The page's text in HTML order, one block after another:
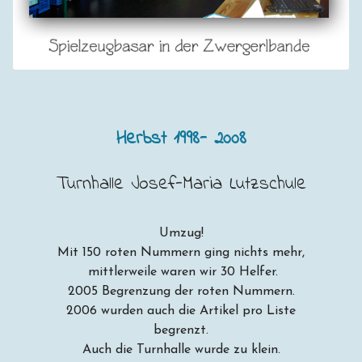
Herbst 1998- 2008
Turnhalle Josef-Maria Lutzschule
Umzug!
Mit 150 roten Nummern ging nichts mehr,
mittlerweile waren wir 30 Helfer.
2005 Begrenzung der roten Nummern.
2006 wurden auch die Artikel pro Liste
begrenzt.
Auch die Turnhalle wurde zu klein.